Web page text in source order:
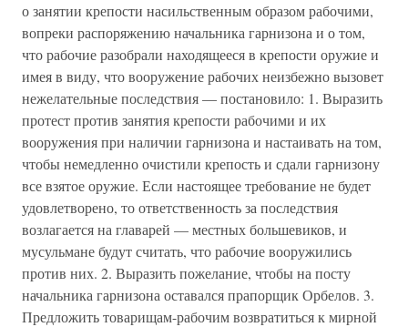
о занятии крепости насильственным образом рабочими,
вопреки распоряжению начальника гарнизона и о том,
что рабочие разобрали находящееся в крепости оружие и
имея в виду, что вооружение рабочих неизбежно вызовет
нежелательные последствия — постановило: 1. Выразить
протест против занятия крепости рабочими и их
вооружения при наличии гарнизона и настаивать на том,
чтобы немедленно очистили крепость и сдали гарнизону
все взятое оружие. Если настоящее требование не будет
удовлетворено, то ответственность за последствия
возлагается на главарей — местных большевиков, и
мусульмане будут считать, что рабочие вооружились
против них. 2. Выразить пожелание, чтобы на посту
начальника гарнизона оставался прапорщик Орбелов. 3.
Предложить товарищам-рабочим возвратиться к мирной